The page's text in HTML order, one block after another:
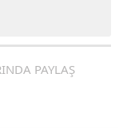
PAYLAŞ